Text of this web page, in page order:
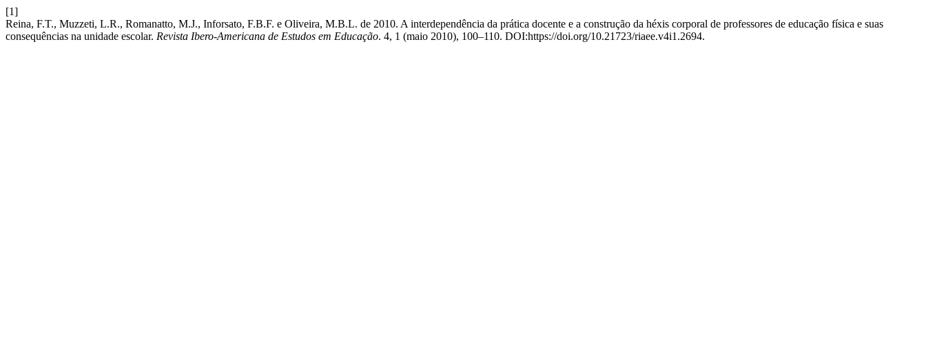
[1]
Reina, F.T., Muzzeti, L.R., Romanatto, M.J., Inforsato, F.B.F. e Oliveira, M.B.L. de 2010. A interdependência da prática docente e a construção da héxis corporal de professores de educação física e suas
consequências na unidade escolar. Revista Ibero-Americana de Estudos em Educação. 4, 1 (maio 2010), 100–110. DOI:https://doi.org/10.21723/riaee.v4i1.2694.